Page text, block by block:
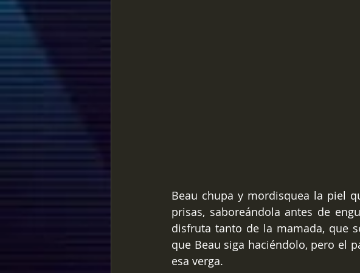
Beau chupa y mordisquea la piel
prisas, saboreándola antes de
disfruta tanto de la mamada, que
que Beau siga haciéndolo, pero el
esa verga.